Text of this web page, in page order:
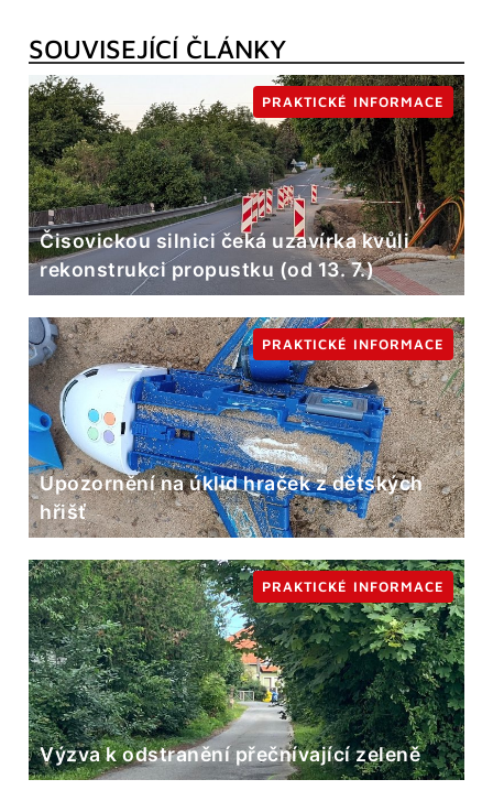
SOUVISEJÍCÍ ČLÁNKY
Čisovickou silnici čeká uzavírka kvůli
rekonstrukci propustku (od 13. 7.)
PRAKTICKÉ INFORMACE
Upozornění na úklid hraček z dětských
hřišť
PRAKTICKÉ INFORMACE
Výzva k odstranění přečnívající zeleně
PRAKTICKÉ INFORMACE